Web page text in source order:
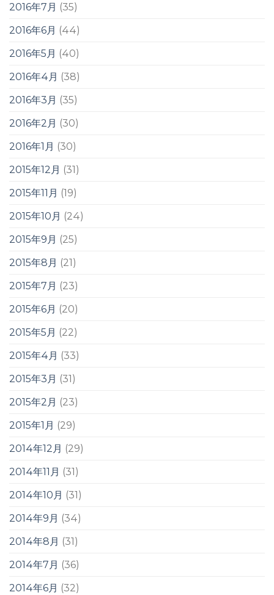
2016年7月 (35)
2016年6月 (44)
2016年5月 (40)
2016年4月 (38)
2016年3月 (35)
2016年2月 (30)
2016年1月 (30)
2015年12月 (31)
2015年11月 (19)
2015年10月 (24)
2015年9月 (25)
2015年8月 (21)
2015年7月 (23)
2015年6月 (20)
2015年5月 (22)
2015年4月 (33)
2015年3月 (31)
2015年2月 (23)
2015年1月 (29)
2014年12月 (29)
2014年11月 (31)
2014年10月 (31)
2014年9月 (34)
2014年8月 (31)
2014年7月 (36)
2014年6月 (32)